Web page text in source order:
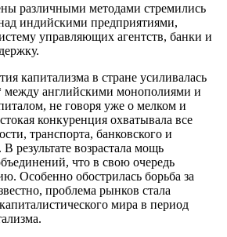
различными методами стремились
индийскими предприятиями,
управляющих агентств, банки и
капитализма в стране усиливалась
между английскими монополиями и
не говоря уже о мелком и
конкуренция охватывала все
транспорта, банковского и
В результате возрастала мощь
что в свою очередь
Особенно обострилась борьба за
проблема рынков стала
мира в период